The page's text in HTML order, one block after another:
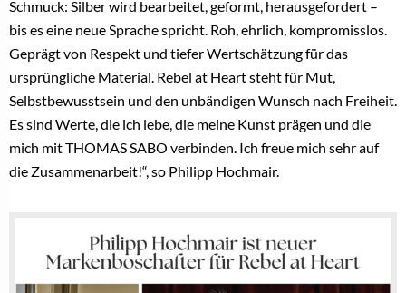
Schmuck: Silber wird bearbeitet, geformt, herausgefordert –
bis es eine neue Sprache spricht. Roh, ehrlich, kompromisslos.
Geprägt von Respekt und tiefer Wertschätzung für das
ursprüngliche Material. Rebel at Heart steht für Mut,
Selbstbewusstsein und den unbändigen Wunsch nach Freiheit.
Es sind Werte, die ich lebe, die meine Kunst prägen und die
mich mit THOMAS SABO verbinden. Ich freue mich sehr auf
die Zusammenarbeit!“, so Philipp Hochmair.